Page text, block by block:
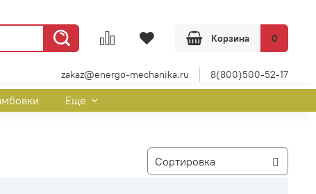
Корзина 0
zakaz@energo-mechanika.ru 8(800)500-52-17
Еще